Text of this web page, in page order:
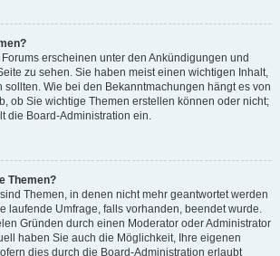
erscheinen unter den Ankündigungen und
zu sehen. Sie haben meist einen wichtigen Inhalt,
Wie bei den Bekanntmachungen hängt es von
ob Sie wichtige Themen erstellen können oder nicht;
die Board-Administration ein.
Themen?
Themen, in denen nicht mehr geantwortet werden
laufende Umfrage, falls vorhanden, beendet wurde.
Gründen durch einen Moderator oder Administrator
haben Sie auch die Möglichkeit, Ihre eigenen
dies durch die Board-Administration erlaubt